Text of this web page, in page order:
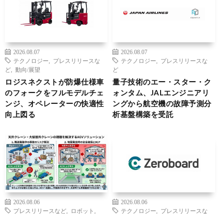
2026.08.07
テクノロジー
プレスリリースな
ど
動向/展望
ロジスネクストが防爆仕様車
のフォークをフルモデルチェ
ンジ、オペレーターの快適性
向上図る
2026.08.07
テクノロジー
プレスリリースな
ど
量子技術のエー・スター・ク
ォンタム、JALエンジニアリ
ングから航空機の故障予測分
析基盤構築を受託
2026.08.06
プレスリリースなど
ロボット
2026.08.06
テクノロジー
プレスリリースな